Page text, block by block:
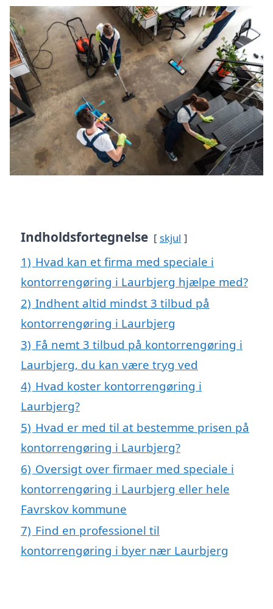
Indholdsfortegnelse skjul
1) Hvad kan et firma med speciale i
kontorrengøring i Laurbjerg hjælpe med?
2) Indhent altid mindst 3 tilbud på
kontorrengøring i Laurbjerg
3) Få nemt 3 tilbud på kontorrengøring i
Laurbjerg, du kan være tryg ved
4) Hvad koster kontorrengøring i
Laurbjerg?
5) Hvad er med til at bestemme prisen på
kontorrengøring i Laurbjerg?
6) Oversigt over firmaer med speciale i
kontorrengøring i Laurbjerg eller hele
Favrskov kommune
7) Find en professionel til
kontorrengøring i byer nær Laurbjerg